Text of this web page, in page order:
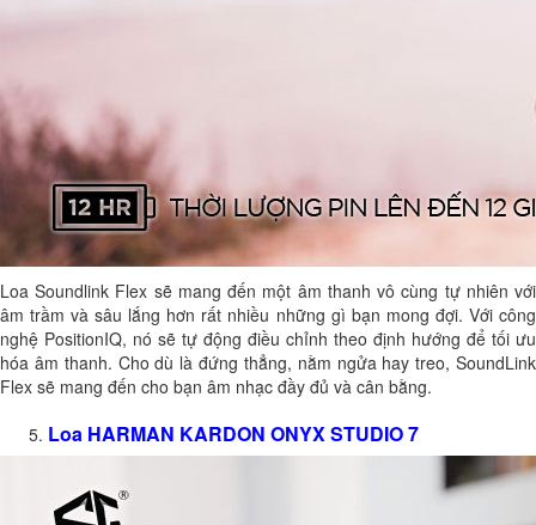
Loa Soundlink Flex sẽ mang đến một âm thanh vô cùng tự nhiên với
âm trầm và sâu lắng hơn rất nhiều những gì bạn mong đợi. Với công
nghệ PositionIQ, nó sẽ tự động điều chỉnh theo định hướng để tối ưu
hóa âm thanh. Cho dù là đứng thẳng, nằm ngửa hay treo, SoundLink
Flex sẽ mang đến cho bạn âm nhạc đầy đủ và cân bằng.
Loa HARMAN KARDON ONYX STUDIO 7